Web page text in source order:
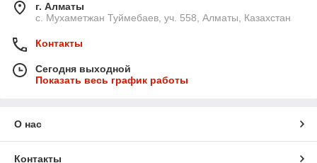
г. Алматы
с. Мухаметжан Туймебаев, уч. 558, Алматы, Казахстан
Контакты
Сегодня выходной
Показать весь график работы
О нас
Контакты